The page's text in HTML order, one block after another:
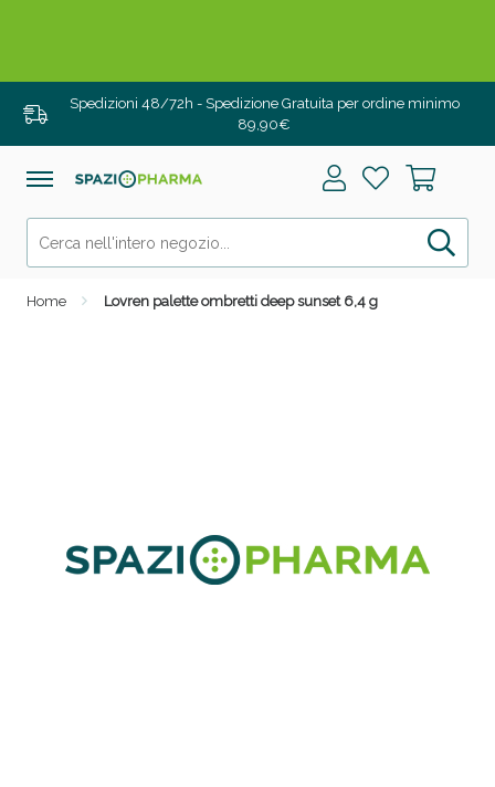
Spedizioni 48/72h - Spedizione Gratuita per ordine minimo
89,90€
Home Lovren palette ombretti deep sunset 6,4 g